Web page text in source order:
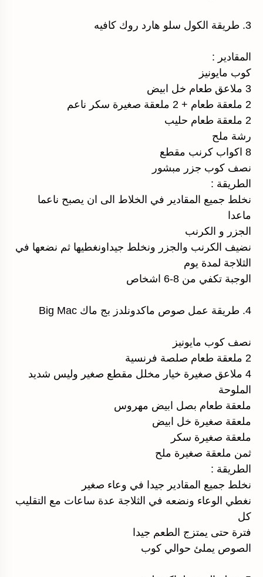
3. طريقة الكول سلو هارد روك كافيه
المقادير :
كوب مايونيز
3 ملاعق طعام خل ابيض
2 ملعقة طعام + 2 ملعقة صغيرة سكر ناعم
2 ملعقة طعام حليب
رشة ملح
8 اكواب كرنب مقطع
نصف كوب جزر مبشور
الطريقة :
نخلط جميع المقادير في الخلاط الى ان يصبح ناعما
ماعدا
الجزر و الكرنب
نضيف الكرنب والجزر ونخلط جيداونغطيها ثم نضعها في
الثلاجة لمدة يوم
الوجبة تكفي من 8-6 اشخاص
4. طريقة عمل صوص ماكدونلدز بج ماك Big Mac
نصف كوب مايونيز
2 ملعقة طعام صلصة فرنسية
4 ملاعق صغيرة خيار مخلل مقطع صغير وليس شديد
الملوحة
ملعقة طعام بصل ابيض مهروس
ملعقة صغيرة خل ابيض
ملعقة صغيرة سكر
ثمن ملعقة صغيرة ملح
الطريقة :
نخلط جميع المقادير جيدا في وعاء صغير
نغطي الوعاء ونضعه في الثلاجة عدة ساعات مع التقليب
كل
فترة حتى يمتزج الطعم جيدا
الصوص يملئ حوالي كوب